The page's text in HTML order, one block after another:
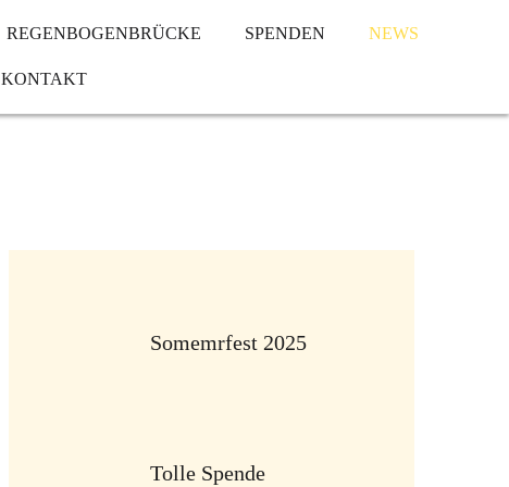
REGENBOGENBRÜCKE SPENDEN NEWS
KONTAKT
Somemrfest 2025
Tolle Spende